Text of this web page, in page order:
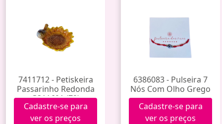
7411712 - Petiskeira
Passarinho Redonda
G311691 (72)
Cadastre-se para
ver os preços
6386083 - Pulseira 7
Nós Com Olho Grego
Cadastre-se para
ver os preços